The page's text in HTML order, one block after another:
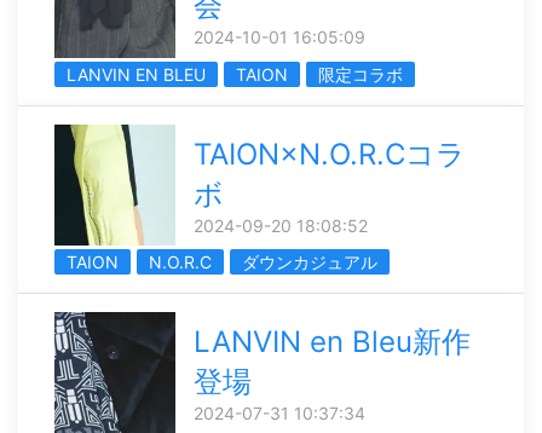
2024-10-01 16:05:09
LANVIN EN BLEU
TAION 限定コラボ
TAION×N.O.R.Cコラ
ボ
2024-09-20 18:08:52
TAION
N.O.R.C ダウンカジュアル
LANVIN en Bleu新作
登場
2024-07-31 10:37:34